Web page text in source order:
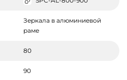
Зеркала в алюминиевой
раме
80
90